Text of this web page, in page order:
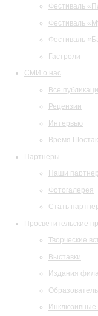
Фестиваль
Фестиваль
Фестиваль
Гастроли
СМИ о нас
Все
Рецензии
Интервью
Время
Партнеры
Наши
Фотогалерея
Стать
Просветительские
Творческие
Выставки
Издания
Инклюзивные